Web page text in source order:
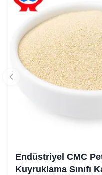
Endüstriyel CMC
Kuyruklama Sınıfı